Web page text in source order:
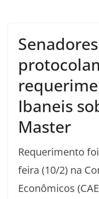
Ibaneis
Master
Requerimento
feira (10/2) na
Econômicos